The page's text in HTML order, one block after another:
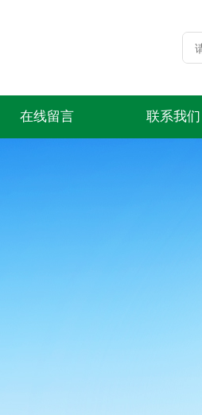
在线留言 联系我们